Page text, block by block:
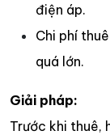
điện áp.
Chi phí
quá lớn.
Giải pháp:
Trước khi thuê,